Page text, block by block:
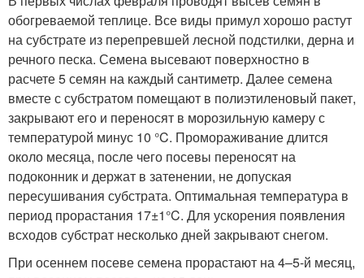
обогреваемой теплице. Все виды примул хорошо растут
на субстрате из перепревшей лесной подстилки, дерна и
речного песка. Семена высевают поверхностно в
расчете 5 семян на каждый сантиметр. Далее семена
вместе с субстратом помещают в полиэтиленовый пакет,
закрывают его и переносят в морозильную камеру с
температурой минус 10 °C. Промораживание длится
около месяца, после чего посевы переносят на
подоконник и держат в затенении, не допуская
пересушивания субстрата. Оптимальная температура в
период прорастания 17±1°C. Для ускорения появления
всходов субстрат несколько дней закрывают снегом.
При осеннем посеве семена прорастают на 4–5-й месяц,